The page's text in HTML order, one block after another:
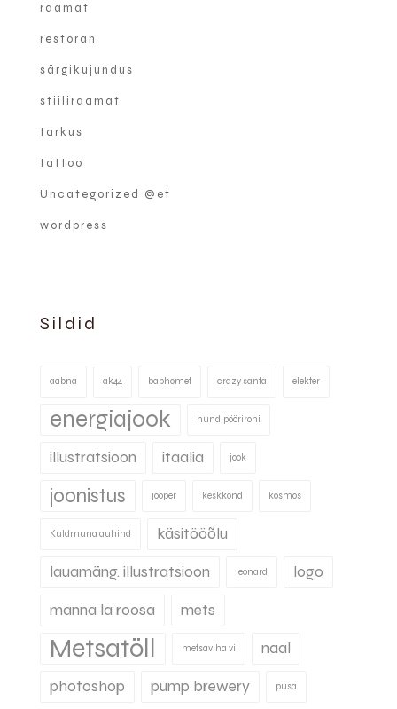
raamat
restoran
särgikujundus
stiiliraamat
tarkus
tattoo
Uncategorized @et
wordpress
Sildid
aabna ak44 baphomet crazy santa elekter
energiajook hundipöörirohi
illustratsioon itaalia jook
joonistus jööper keskkond kosmos
Kuldmuna auhind käsitööõlu
lauamäng. illustratsioon leonard logo
manna la roosa mets
Metsatöll metsaviha vi naal
photoshop pump brewery pusa